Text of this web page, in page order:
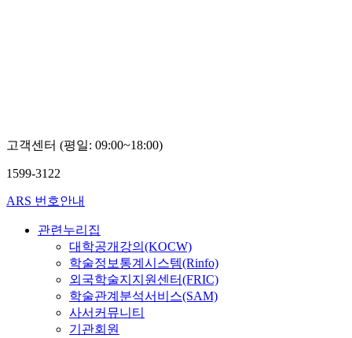
고객센터 (평일: 09:00~18:00)
1599-3122
ARS 번호안내
관련누리집
대학공개강의(KOCW)
학술정보통계시스템(Rinfo)
외국학술지지원센터(FRIC)
학술관계분석서비스(SAM)
사서커뮤니티
기관회원